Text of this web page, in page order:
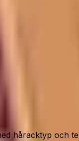
håracktyp och